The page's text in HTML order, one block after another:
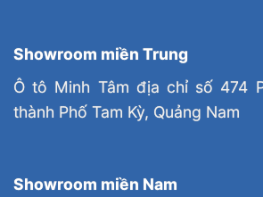
Showroom miền Trung
Ô tô Minh Tâm địa chỉ số 474
thành Phố Tam Kỳ, Quảng Nam
Showroom miền Nam